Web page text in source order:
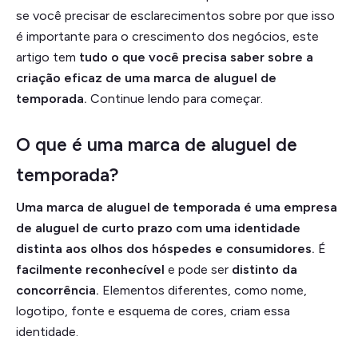
se você precisar de esclarecimentos sobre por que isso
é importante para o crescimento dos negócios, este
artigo tem tudo o que você precisa saber sobre a
criação eficaz de uma marca de aluguel de
temporada. Continue lendo para começar.
O que é uma marca de aluguel de
temporada?
Uma marca de aluguel de temporada é uma empresa
de aluguel de curto prazo com uma identidade
distinta aos olhos dos hóspedes e consumidores. É
facilmente reconhecível e pode ser distinto da
concorrência. Elementos diferentes, como nome,
logotipo, fonte e esquema de cores, criam essa
identidade.